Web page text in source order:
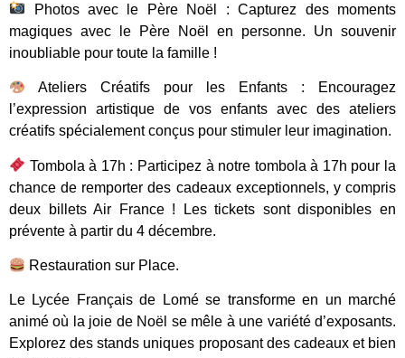
Photos avec le Père Noël : Capturez des moments
magiques avec le Père Noël en personne. Un souvenir
inoubliable pour toute la famille !
Ateliers Créatifs pour les Enfants : Encouragez
l’expression artistique de vos enfants avec des ateliers
créatifs spécialement conçus pour stimuler leur imagination.
Tombola à 17h : Participez à notre tombola à 17h pour la
chance de remporter des cadeaux exceptionnels, y compris
deux billets Air France ! Les tickets sont disponibles en
prévente à partir du 4 décembre.
Restauration sur Place.
Le Lycée Français de Lomé se transforme en un marché
animé où la joie de Noël se mêle à une variété d’exposants.
Explorez des stands uniques proposant des cadeaux et bien